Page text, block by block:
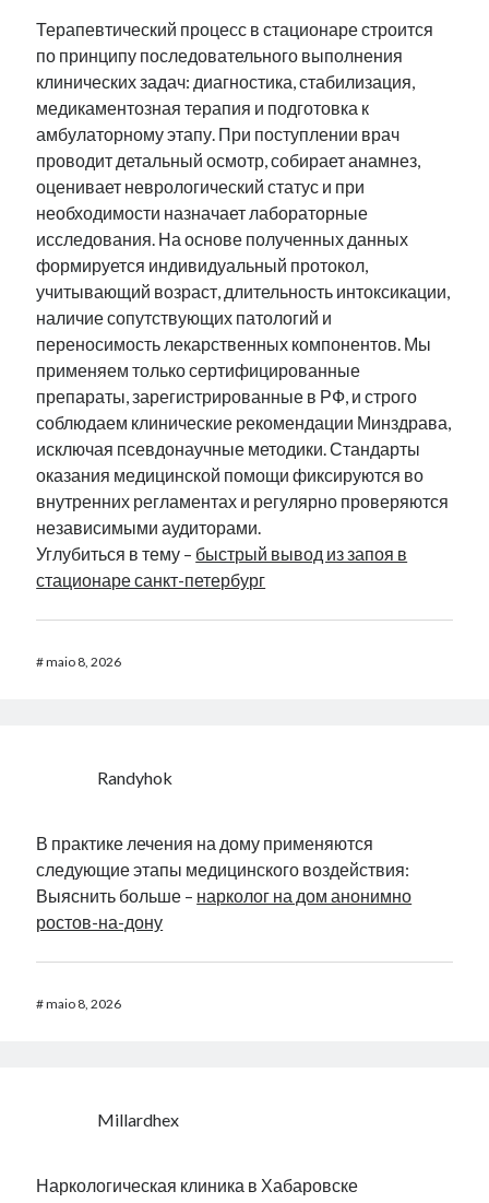
Терапевтический процесс в стационаре строится
по принципу последовательного выполнения
клинических задач: диагностика, стабилизация,
медикаментозная терапия и подготовка к
амбулаторному этапу. При поступлении врач
проводит детальный осмотр, собирает анамнез,
оценивает неврологический статус и при
необходимости назначает лабораторные
исследования. На основе полученных данных
формируется индивидуальный протокол,
учитывающий возраст, длительность интоксикации,
наличие сопутствующих патологий и
переносимость лекарственных компонентов. Мы
применяем только сертифицированные
препараты, зарегистрированные в РФ, и строго
соблюдаем клинические рекомендации Минздрава,
исключая псевдонаучные методики. Стандарты
оказания медицинской помощи фиксируются во
внутренних регламентах и регулярно проверяются
независимыми аудиторами.
Углубиться в тему – быстрый вывод из запоя в
стационаре санкт-петербург
#maio 8, 2026
Randyhok
В практике лечения на дому применяются
следующие этапы медицинского воздействия:
Выяснить больше – нарколог на дом анонимно
ростов-на-дону
#maio 8, 2026
Millardhex
Наркологическая клиника в Хабаровске